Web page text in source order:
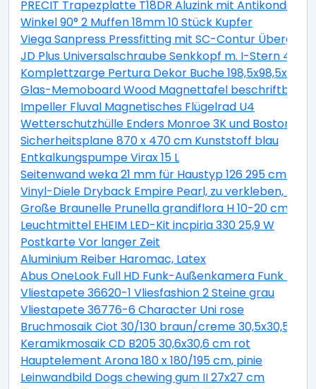
PRECIT Trapezplatte T18DR Aluzink mit
Winkel 90° 2 Muffen 18mm 10 Stück Kupfer
Viega Sanpress Pressfitting mit SC-Contur
JD Plus Universalschraube Senkkopf m. I-Stern
Komplettzarge Pertura Dekor Buche 198,5x98,5x16,0
Glas-Memoboard Wood Magnettafel beschriftbar
Impeller Fluval Magnetisches Flügelrad U4
Wetterschutzhülle Enders Monroe 3K und Boston 3K
Sicherheitsplane 870 x 470 cm Kunststoff blau
Entkalkungspumpe Virax 15 L
Seitenwand weka 21 mm für Haustyp 126 295 cm
Vinyl-Diele Dryback Empire Pearl, zu verkleben,
Große Braunelle Prunella grandiflora H 10-20 cm Co
Leuchtmittel EHEIM LED-Kit incpiria 330 25,9 W
Postkarte Vor langer Zeit
Aluminium Reiber Haromac, Latex
Abus OneLook Full HD Funk-Außenkamera Funk
Vliestapete 36620-1 Vliesfashion 2 Steine grau
Vliestapete 36776-6 Character Uni rose
Bruchmosaik Ciot 30/130 braun/creme 30,5x30,5 cm
Keramikmosaik CD B205 30,6x30,6 cm rot
Hauptelement Arona 180 x 180/195 cm, pinie
Leinwandbild Dogs chewing gum II 27x27 cm